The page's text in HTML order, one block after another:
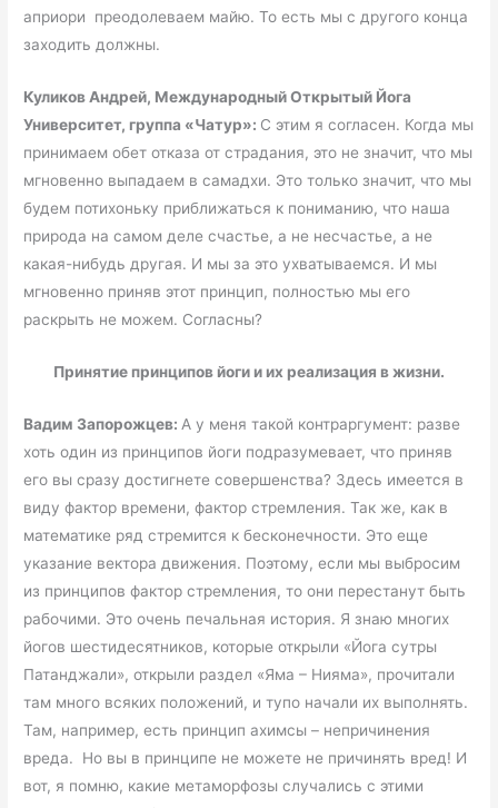
априори преодолеваем майю. То есть мы с другого конца
заходить должны.
Куликов Андрей, Международный Открытый Йога
Университет, группа «Чатур»: С этим я согласен. Когда мы
принимаем обет отказа от страдания, это не значит, что мы
мгновенно выпадаем в самадхи. Это только значит, что мы
будем потихоньку приближаться к пониманию, что наша
природа на самом деле счастье, а не несчастье, а не
какая-нибудь другая. И мы за это ухватываемся. И мы
мгновенно приняв этот принцип, полностью мы его
раскрыть не можем. Согласны?
Принятие принципов йоги и их реализация в жизни.
Вадим Запорожцев: А у меня такой контраргумент: разве
хоть один из принципов йоги подразумевает, что приняв
его вы сразу достигнете совершенства? Здесь имеется в
виду фактор времени, фактор стремления. Так же, как в
математике ряд стремится к бесконечности. Это еще
указание вектора движения. Поэтому, если мы выбросим
из принципов фактор стремления, то они перестанут быть
рабочими. Это очень печальная история. Я знаю многих
йогов шестидесятников, которые открыли «Йога сутры
Патанджали», открыли раздел «Яма – Нияма», прочитали
там много всяких положений, и тупо начали их выполнять.
Там, например, есть принцип ахимсы – непричинения
вреда. Но вы в принципе не можете не причинять вред! И
вот, я помню, какие метаморфозы случались с этими